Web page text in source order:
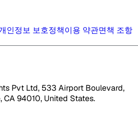
인정보 보호정책이용 약관면책 조항
Pvt Ltd, 533 Airport Boulevard,
94010, United States.